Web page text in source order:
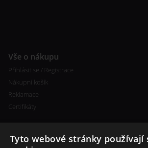
Vše o nákupu
Přihlásit se / Registrace
Nákupní košík
Reklamace
Certifikáty
Tyto webové stránky používají